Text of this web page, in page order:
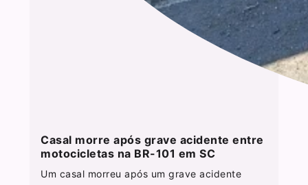
Casal morre após grave acidente entre
motocicletas na BR-101 em SC
Um casal morreu após um grave acidente